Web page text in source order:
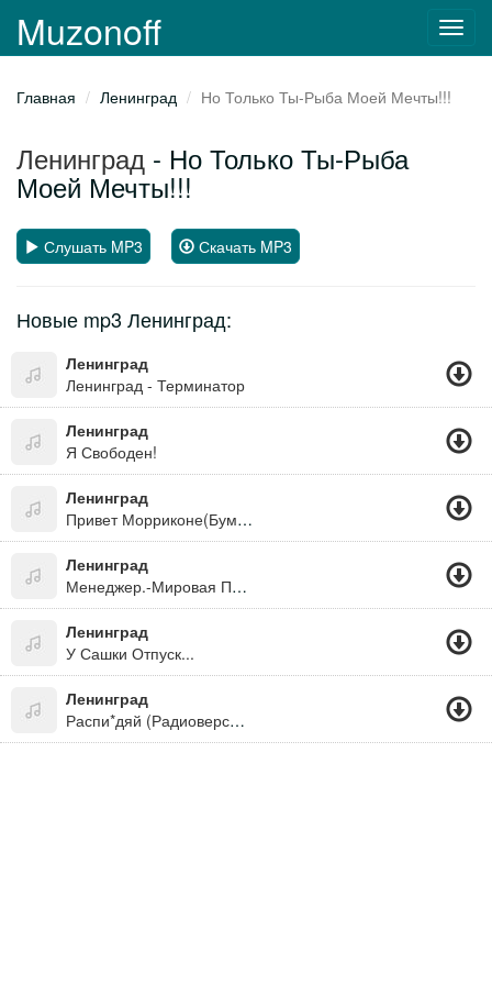
Muzonoff
Главная Ленинград Но Только Ты-Рыба Моей Мечты!!!
Ленинград - Но Только Ты-Рыба
Моей Мечты!!!
Слушать MP3 Скачать MP3
Новые mp3 Ленинград:
Ленинград
Ленинград - Терминатор
Ленинград
Я Свободен!
Ленинград
Привет Морриконе(Бумер 2)
Ленинград
Менеджер.-Мировая Просто
Ленинград
У Сашки Отпуск...
Ленинград
Распи*дяй (Радиоверсия) - Ну Куда Ж Без Апофеоза